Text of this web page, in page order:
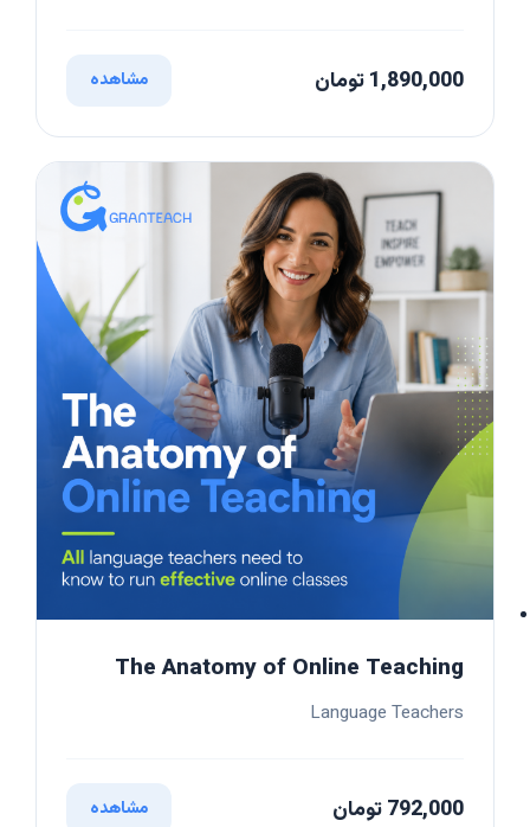
1,890,000 تومان مشاهده
The Anatomy of Online Teaching
Language Teachers
792,000 تومان مشاهده